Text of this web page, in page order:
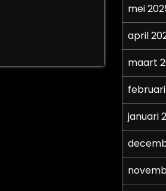
mei
april
maart
januari